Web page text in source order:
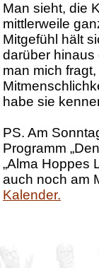
Man sieht, die
mittlerweile
Mitgefühl hält
darüber hinaus
man mich
habe sie
PS. Am
Programm
„Alma Hoppes
auch noch am
Kalender.